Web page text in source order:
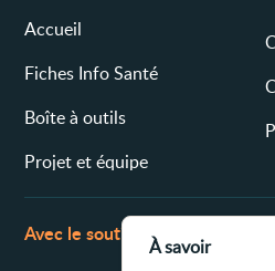
Accueil
Fiches Info Santé
Boîte à outils
Projet et équipe
Avec le soutien de
À savoir